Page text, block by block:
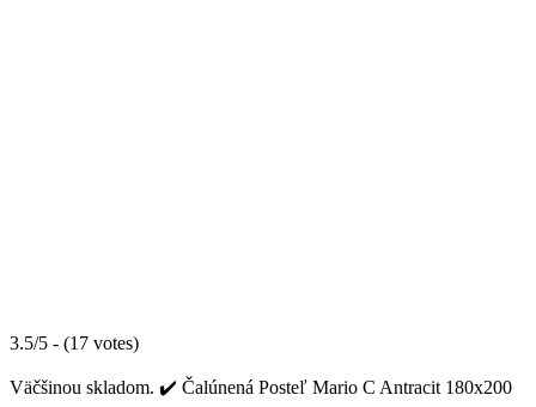
3.5/5 - (17 votes)
Väčšinou skladom. ✔️ Čalúnená Posteľ Mario C Antracit 180x200